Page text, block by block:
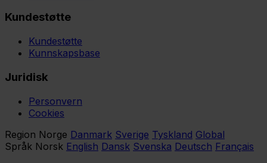
Kundestøtte
Kundestøtte
Kunnskapsbase
Juridisk
Personvern
Cookies
Region Norge Danmark Sverige Tyskland Global
Språk Norsk English Dansk Svenska Deutsch Français